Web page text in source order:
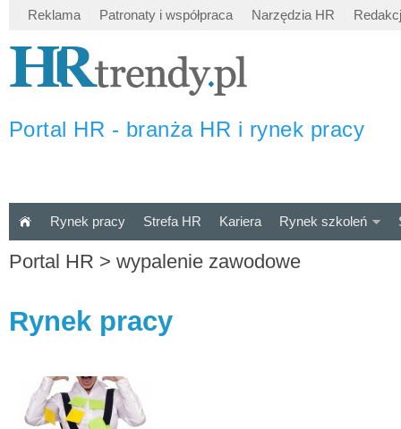
Reklama Patronaty i współpraca Narzędzia HR
Portal HR - branża HR i rynek pracy
Rynek pracy Strefa HR Kariera Rynek szkoleń
Portal HR > wypalenie zawodowe
Rynek pracy